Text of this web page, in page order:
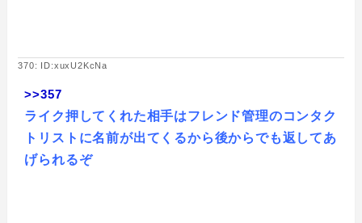
370: ID:xuxU2KcNa
>>357
ライク押してくれた相手はフレンド管理のコンタク
トリストに名前が出てくるから後からでも返してあ
げられるぞ